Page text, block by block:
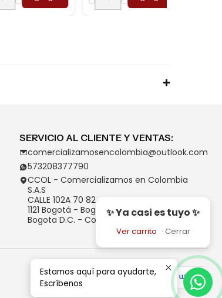
✨ Ya casi es tuyo ✨
Ver carrito · Cerrar
SERVICIO AL CLIENTE Y VENTAS:
comercializamosencolombia@outlook.com
573208377790
CCOL - Comercializamos en Colombia
S.A.S
CALLE 102A 70 82
1121 Bogotá - Bogotá D.C.
Bogota D.C. - Colombia
Estamos aquí para ayudarte,
Escríbenos